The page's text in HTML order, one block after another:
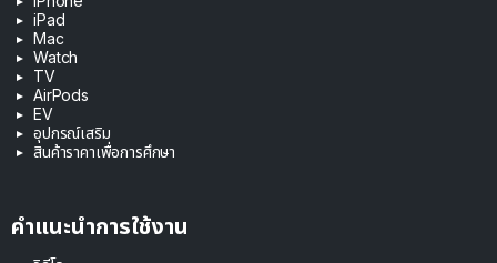
iPad
Mac
Watch
TV
AirPods
EV
อุปกรณ์เสริม
สินค้าราคาเพื่อการศึกษา
คำแนะนำการใช้งาน